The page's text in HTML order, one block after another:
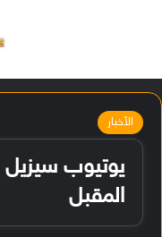
الأخبار
يوتيوب
المقبل